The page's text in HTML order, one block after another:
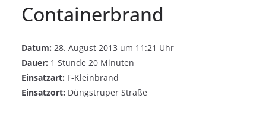
Containerbrand
Datum: 28. August 2013 um 11:21 Uhr
Dauer: 1 Stunde 20 Minuten
Einsatzart: F-Kleinbrand
Einsatzort: Düngstruper Straße